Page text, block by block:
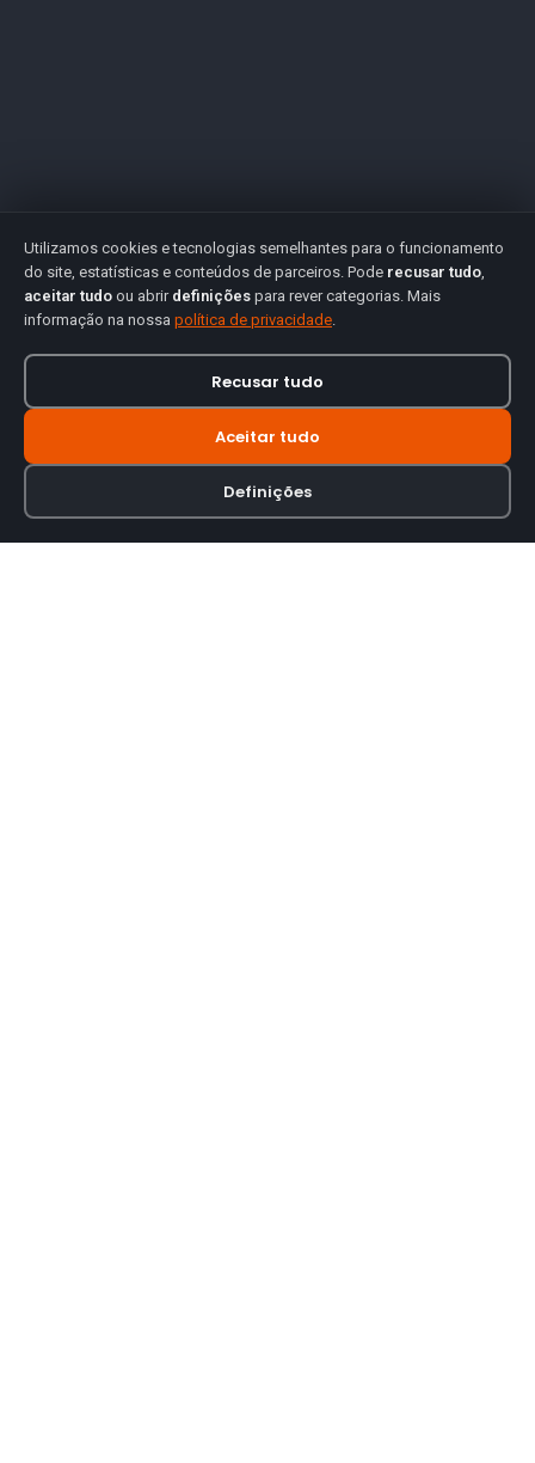
Utilizamos cookies e tecnologias semelhantes para o funcionamento
do site, estatísticas e conteúdos de parceiros. Pode recusar tudo,
aceitar tudo ou abrir definições para rever categorias. Mais
informação na nossa política de privacidade.
Recusar tudo
Aceitar tudo
Definições